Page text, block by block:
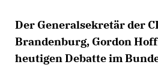
Der Generalsekretär der
Brandenburg, Gordon
heutigen Debatte im